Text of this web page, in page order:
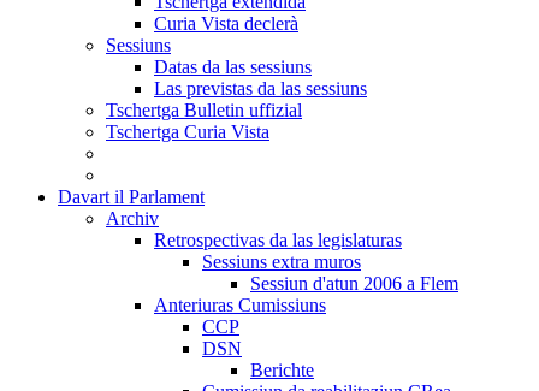
Curia Vista declerà
Sessiuns
Datas da las sessiuns
Las previstas da las sessiuns
Tschertga Bulletin uffizial
Tschertga Curia Vista
Davart il Parlament
Archiv
Retrospectivas da las legislaturas
Sessiuns extra muros
Sessiun d'atun 2006 a Flem
Anteriuras Cumissiuns
CCP
DSN
Berichte